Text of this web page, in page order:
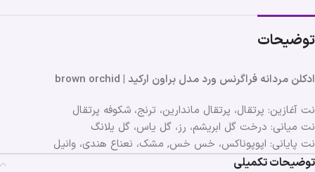
توضیحات
ادکلن مردانه فراگرنس ورد مدل براون ارکید | brown orchid
نت آغازین: پرتقال، پرتقال ماندارین، ترنج، شکوفه پرتقال
نت میانی: درخت گل ابریشم، رز، گل یاس، گل یلانگ
نت پایانی: اپوپوناکس، خس خس, مشک، نعناع هندی، وانیل
توضیحات تکمیلی